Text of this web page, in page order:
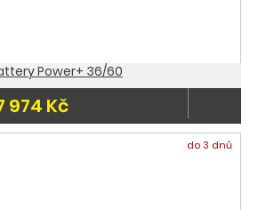
Power+ 36/60
974 Kč
do 3 dnů